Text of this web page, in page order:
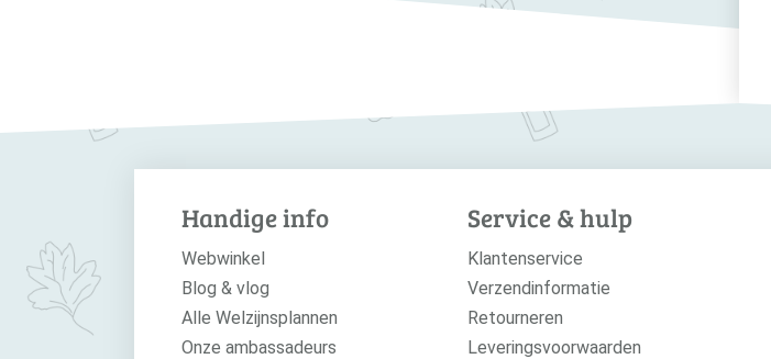
Handige info
Webwinkel
Blog & vlog
Alle Welzijnsplannen
Onze ambassadeurs
Service & hulp
Klantenservice
Verzendinformatie
Retourneren
Leveringsvoorwaarden